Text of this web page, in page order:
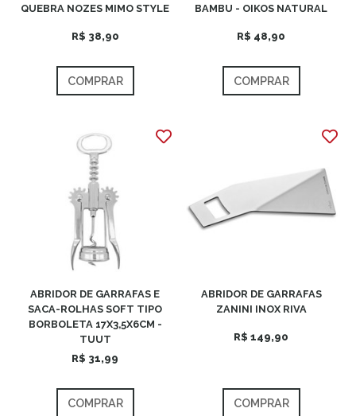
QUEBRA NOZES MIMO STYLE
R$ 38,90
COMPRAR
BAMBU - OIKOS NATURAL
R$ 48,90
COMPRAR
ABRIDOR DE GARRAFAS E
SACA-ROLHAS SOFT TIPO
BORBOLETA 17X3,5X6CM -
TUUT
R$ 31,99
COMPRAR
ABRIDOR DE GARRAFAS
ZANINI INOX RIVA
R$ 149,90
COMPRAR